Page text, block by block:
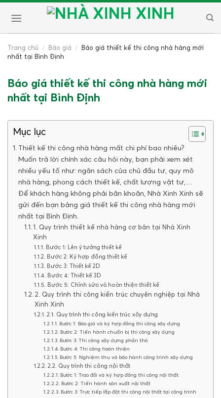
Trang chủ / Báo giá /
Báo giá thiết kế thi công nhà hàng mới
nhất tại Bình Định
Báo giá thiết kế thi công nhà hàng mới
nhất tại Bình Định
Mục lục
Thiết kế thi công nhà hàng mất chi phí bao nhiêu?
Muốn trả lời chính xác câu hỏi này, bạn phải xem xét
nhiều yếu tố như: ngân sách của chủ đầu tư, quy mô
nhà hàng, phong cách thiết kế, chất lượng vật tư,…
Để khách hàng không phải băn khoăn, Nhà Xinh Xinh sẽ
gửi đến bạn bảng giá thiết kế thi công nhà hàng mới
nhất tại Bình Định.
1. Quy trình thiết kế nhà hàng cơ bản tại Nhà Xinh
Xinh
Bước 1: Lên ý tưởng thiết kế
Bước 2: Ký hợp đồng thiết kế
Bước 3: Thiết kế 2D
Bước 4: Thiết kế 3D
Bước 5: Chỉnh sửa và hoàn thiện thiết kế
2. Quy trình thi công kiến trúc chuyên nghiệp tại Nhà
Xinh Xinh
2.1. Quy trình thi công kiến trúc xây dựng
Bước 1: Báo giá và ký hợp đồng thi công xây dựng
Bước 2: Tiến hành chuẩn bị thi công xây dựng
Bước 3: Thi công xây dựng phần thô
Bước 4: Thi công hoàn thiện
Bước 5: Nghiệm thu và bảo hành công trình xây dựng
2.2. Quy trình thi công nội thất
Bước 1: Trao đổi và ký hợp đồng thi công nội thất
Bước 2: Tiến hành sản xuất nội thất
Bước 3: Trực tiếp lắp đặt thi công nội thất tại công trình